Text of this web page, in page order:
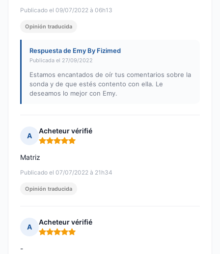
Publicado el 09/07/2022 à 06h13
Opinión traducida
Respuesta de Emy By Fizimed
Publicada el 27/09/2022
Estamos encantados de oír tus comentarios sobre la
sonda y de que estés contento con ella. Le
deseamos lo mejor con Emy.
A
Acheteur vérifié
Nota: 5 de 5
Publicado el 07/07/2022 à 21h34
Matriz
Opinión traducida
A
Acheteur vérifié
Nota: 5 de 5
-